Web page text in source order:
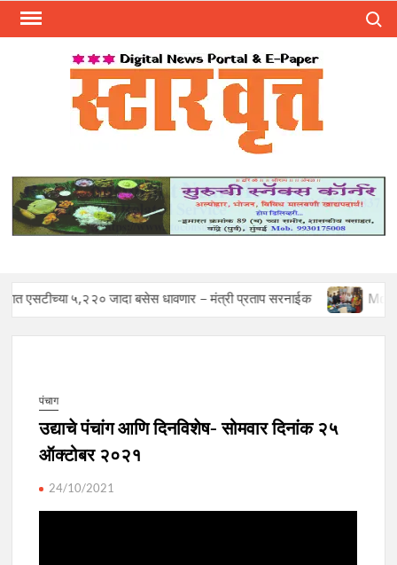
Skip
५,२२० जादा बसेस धावणार – मंत्री प्रताप सरनाईक Mohan
पंचाग
उद्याचे पंचांग आणि दिनविशेष- सोमवार दिनांक २५
ऑक्टोबर २०२१
24/10/2021